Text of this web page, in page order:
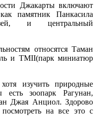
Джакарты включают
памятник Панкасила
и центральный
относятся Таман
и TMII(парк миниатюр
изучить природные
есть зоопарк Рагунан,
Джая Анциол. Здорово
на все это с